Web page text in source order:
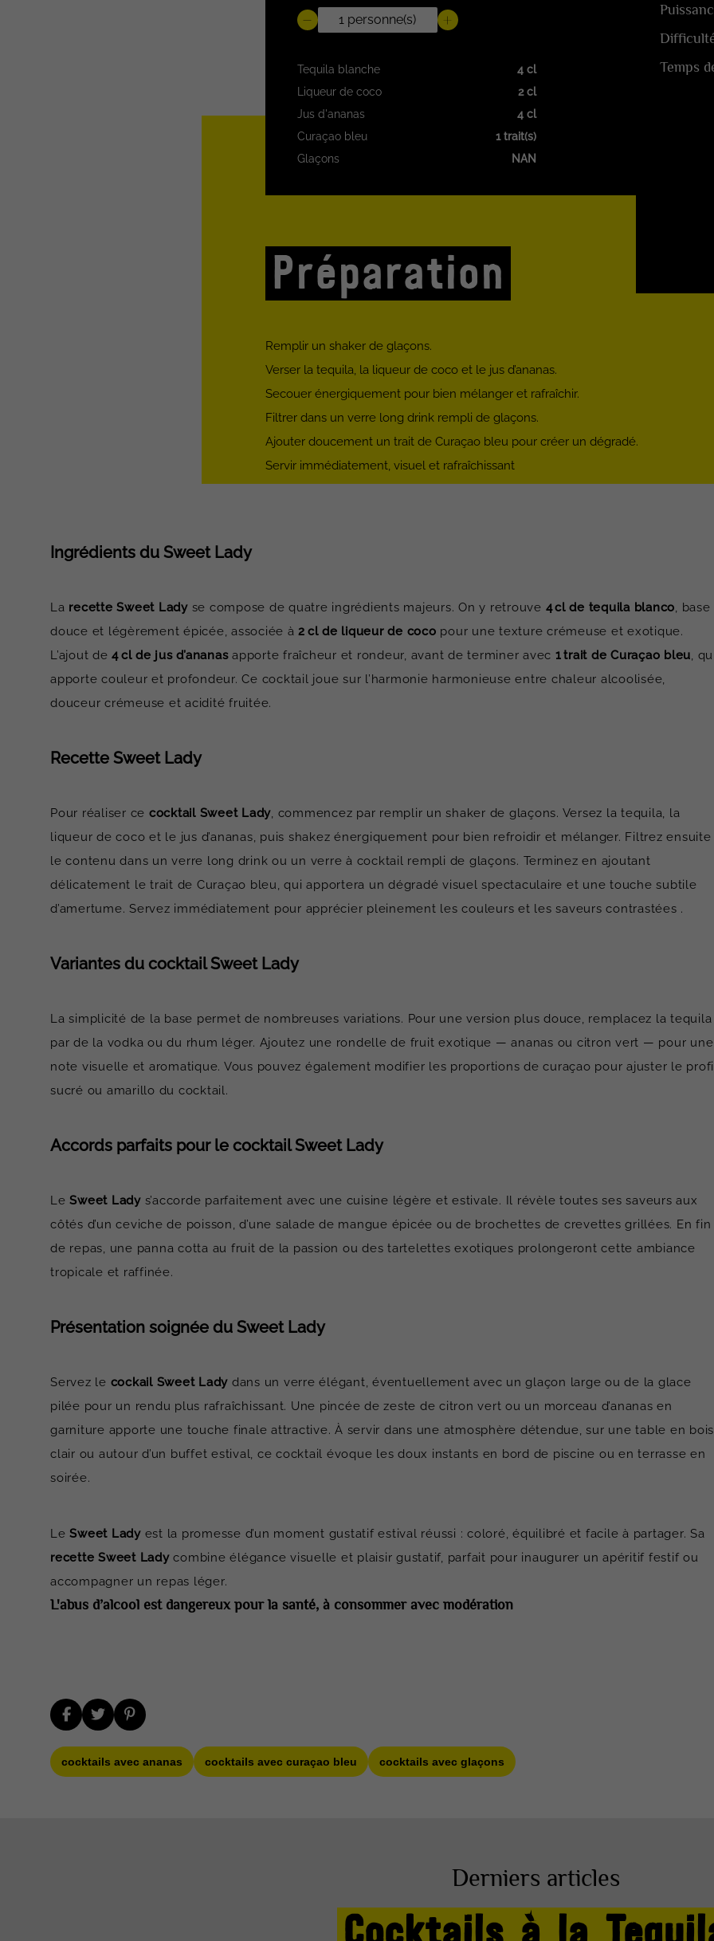
Tequila blanche
4 cl
Liqueur de coco
2 cl
Jus d'ananas
4 cl
Curaçao bleu
1 trait(s)
Glaçons
NAN
Temps
Préparation
Remplir un shaker de glaçons.
Verser la tequila, la liqueur de coco et le jus d’ananas.
Secouer énergiquement pour bien mélanger et rafraîchir.
Filtrer dans un verre long drink rempli de glaçons.
Ajouter doucement un trait de Curaçao bleu pour créer un dégradé.
Servir immédiatement, visuel et rafraîchissant
Ingrédients du Sweet Lady
La recette Sweet Ladyse compose de quatre ingrédients majeurs. On y retrouve 4 cl de tequila blanco, base
douce et légèrement épicée, associée à2 cl de liqueur de coco pour une texture crémeuse et exotique.
L’ajout de4 cl de jus d’ananasapporte fraîcheur et rondeur, avant de terminer avec 1 trait de Curaçao bleu,
apporte couleur et profondeur. Ce cocktail joue sur l’harmonie harmonieuse entre chaleur alcoolisée,
douceur crémeuse et acidité fruitée.
Recette Sweet Lady
Pour réaliser ce cocktail Sweet Lady, commencez par remplir un shaker de glaçons. Versez la tequila, la
liqueur de coco et le jus d’ananas, puis shakez énergiquement pour bien refroidir et mélanger. Filtrez ensuite
le contenu dans un verre long drink ou un verre à cocktail rempli de glaçons. Terminez en ajoutant
délicatement le trait de Curaçao bleu, qui apportera un dégradé visuel spectaculaire et une touche subtile
d’amertume. Servez immédiatement pour apprécier pleinement les couleurs et les saveurs contrastées .
Variantes du cocktail Sweet Lady
La simplicité de la base permet de nombreuses variations. Pour une version plus douce, remplacez la tequila
par de la vodka ou du rhum léger. Ajoutez une rondelle de fruit exotique — ananas ou citron vert — pour une
note visuelle et aromatique. Vous pouvez également modifier les proportions de curaçao pour ajuster le
sucré ou amarillo du cocktail.
Accords parfaits pour le cocktail Sweet Lady
LeSweet Ladys’accorde parfaitement avec une cuisine légère et estivale. Il révèle toutes ses saveurs aux
côtés d’un ceviche de poisson, d’une salade de mangue épicée ou de brochettes de crevettes grillées. En fin
de repas, une panna cotta au fruit de la passion ou des tartelettes exotiques prolongeront cette ambiance
tropicale et raffinée.
Présentation soignée du Sweet Lady
Servez le cockail Sweet Lady dans un verre élégant, éventuellement avec un glaçon large ou de la glace
pilée pour un rendu plus rafraîchissant. Une pincée de zeste de citron vert ou un morceau d’ananas en
garniture apporte une touche finale attractive. À servir dans une atmosphère détendue, sur une table en bois
clair ou autour d’un buffet estival, ce cocktail évoque les doux instants en bord de piscine ou en terrasse en
soirée.
LeSweet Ladyest la promesse d’un moment gustatif estival réussi : coloré, équilibré et facile à partager. Sa
recette Sweet Ladycombine élégance visuelle et plaisir gustatif, parfait pour inaugurer un apéritif festif ou
accompagner un repas léger.
L'abus d’alcool est dangereux pour la santé, à consommer avec modération
cocktails avec ananas cocktails avec curaçao bleu cocktails avec glaçons
Derniers articles